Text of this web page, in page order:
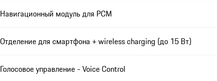
Навигационный модуль для РСМ
Отделение для смартфона + wireless charging (до 15 Вт)
Голосовое управление - Voice Control